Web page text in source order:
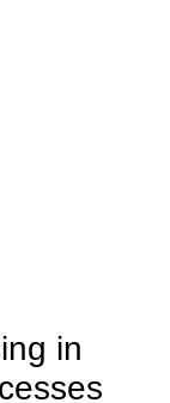
in